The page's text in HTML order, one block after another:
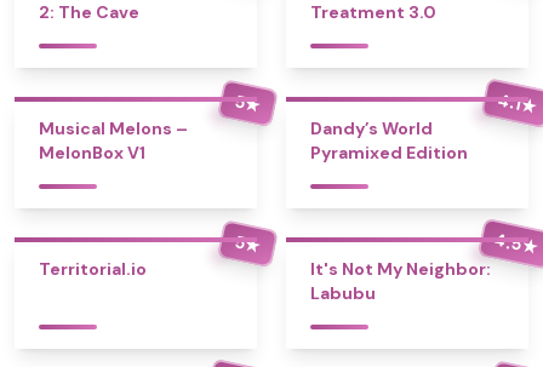
2: The Cave
Treatment 3.0
5★
Musical Melons –
MelonBox V1
4.1★
Dandy’s World
Pyramixed Edition
5★
Territorial.io
4.5★
It's Not My Neighbor:
Labubu